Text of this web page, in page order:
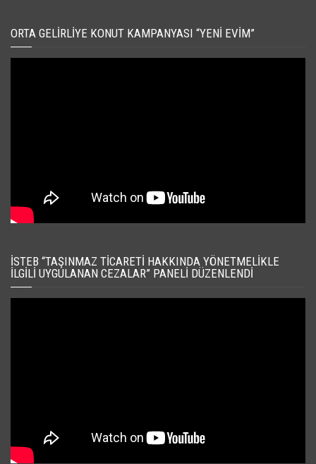
ORTA GELIRLIYE KONUT KAMPANYASI “YENI EVIM”
İSTEB “TAŞINMAZ TICARETI HAKKINDA YÖNETMELIKLE
İLGILI UYGULANAN CEZALAR” PANELI DÜZENLENDI